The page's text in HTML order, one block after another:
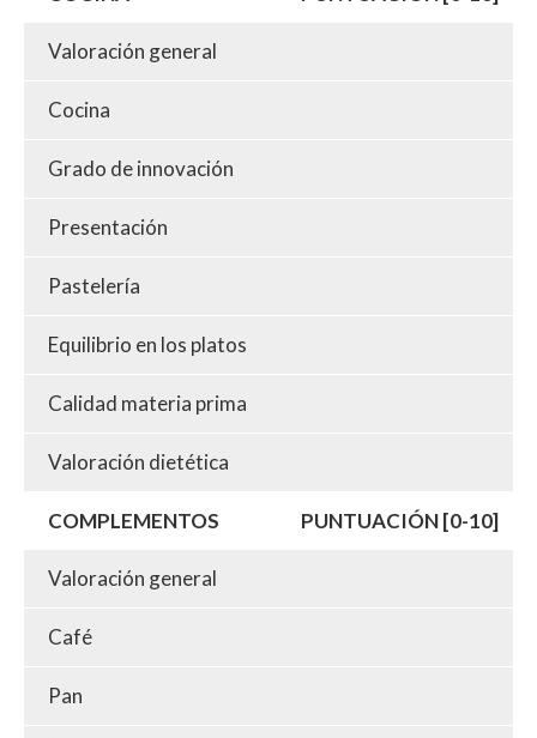
Valoración general
Cocina
Grado de innovación
Presentación
Pastelería
Equilibrio en los platos
Calidad materia prima
Valoración dietética
COMPLEMENTOS PUNTUACIÓN [0-10]
Valoración general
Café
Pan